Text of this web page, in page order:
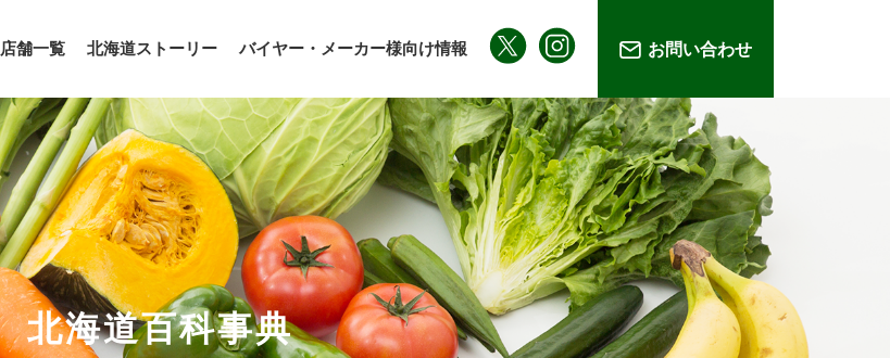
店舗一覧 北海道ストーリー バイヤー・メーカー様向け情報 お問い合わせ
北海道百科事典